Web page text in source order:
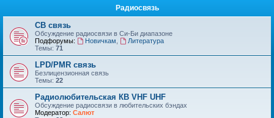
Радиосвязь
СВ связь
Обсуждение радиосвязи в Си-Би диапазоне
Подфорумы:
Новичкам
Литература
Темы: 71
LPD/PMR связь
Безлицензионная связь
Темы: 22
Радиолюбительская КВ VHF UHF
Обсуждение радиосвязи в любительских бэндах
Модератор: Салют